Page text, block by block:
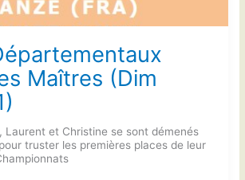
Maîtres (Dim
Laurent et Christine se sont démenés
truster les premières places de leur